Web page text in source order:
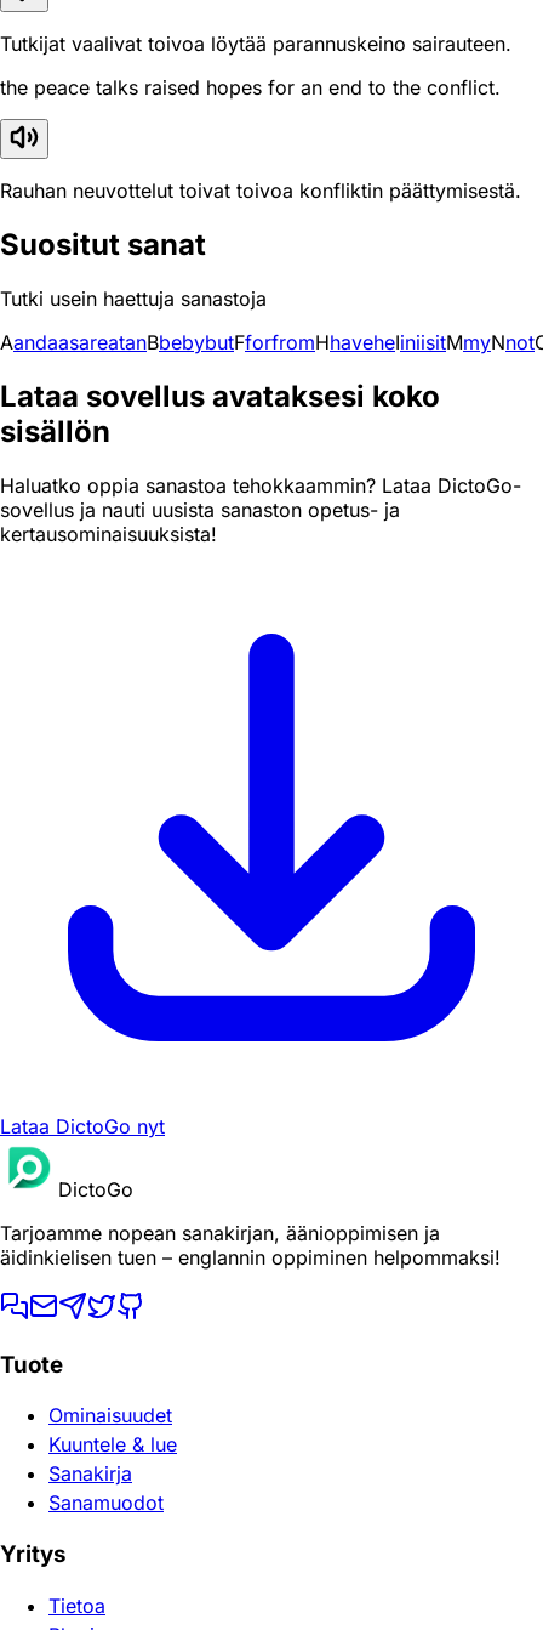
Tutkijat vaalivat toivoa löytää parannuskeino sairauteen.
the peace talks raised hopes for an end to the conflict.
Rauhan neuvottelut toivat toivoa konfliktin päättymisestä.
Suositut sanat
Tutki usein haettuja sanastoja
AandaasareatanBbebybutFforfromHhaveheIiniisitMmyNnot
Lataa sovellus avataksesi koko
sisällön
Haluatko oppia sanastoa tehokkaammin? Lataa DictoGo-
sovellus ja nauti uusista sanaston opetus- ja
kertausominaisuuksista!
Lataa DictoGo nyt
DictoGo
Tarjoamme nopean sanakirjan, äänioppimisen ja
äidinkielisen tuen – englannin oppiminen helpommaksi!
Tuote
Ominaisuudet
Kuuntele & lue
Sanakirja
Sanamuodot
Yritys
Tietoa